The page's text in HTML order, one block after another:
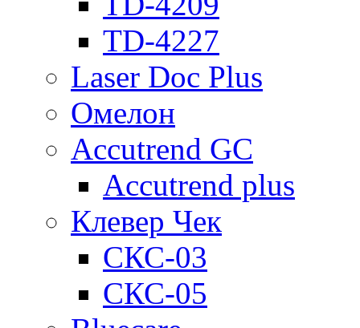
TD-4227
Laser Doc Plus
Омелон
Accutrend GC
Accutrend plus
Клевер Чек
СКС-03
СКС-05